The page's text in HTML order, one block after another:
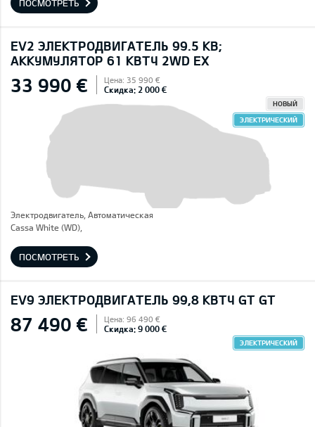
ПОСМОТРЕТЬ
EV2 ЭЛЕКТРОДВИГАТЕЛЬ 99.5 КВ;
AККУМУЛЯТОР 61 КВТЧ 2WD EX
33 990 € Цена: 35 990 €
Скидка: 2 000 €
НОВЫЙ
ЭЛЕКТРИЧЕСКИЙ
Электродвигатель, Автоматическая
Cassa White (WD),
ПОСМОТРЕТЬ
EV9 ЭЛЕКТРОДВИГАТЕЛЬ 99,8 КВТЧ GT GT
87 490 € Цена: 96 490 €
Скидка: 9 000 €
ЭЛЕКТРИЧЕСКИЙ